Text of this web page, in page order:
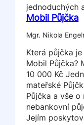
jednoduchých
Mobil Půjčka
Mgr. Nikola
Která půjčka
Mobil Půjčka?
10 000 Kč
mateřské
Půjčka a vše o
nebankovní
Jejím